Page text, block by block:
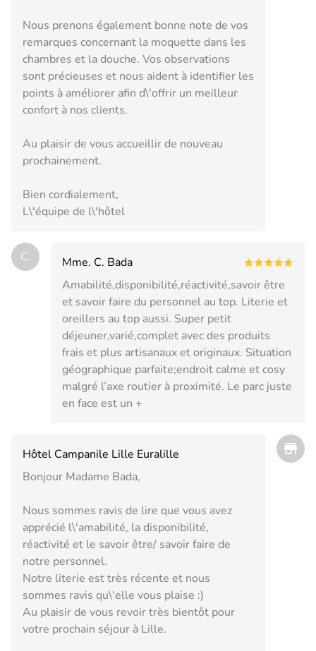
Nous prenons également bonne note de vos
remarques concernant la moquette dans les
chambres et la douche. Vos observations
sont précieuses et nous aident à identifier les
points à améliorer afin d\'offrir un meilleur
confort à nos clients.
Au plaisir de vous accueillir de nouveau
prochainement.
Bien cordialement,
L\'équipe de l\'hôtel
C.
Mme. C. Bada
Amabilité,disponibilité,réactivité,savoir être
et savoir faire du personnel au top. Literie et
oreillers au top aussi. Super petit
déjeuner,varié,complet avec des produits
frais et plus artisanaux et originaux. Situation
géographique parfaite;endroit calme et cosy
malgré l’axe routier à proximité. Le parc juste
en face est un +
Hôtel Campanile Lille Euralille
Bonjour Madame Bada,
Nous sommes ravis de lire que vous avez
apprécié l\'amabilité, la disponibilité,
réactivité et le savoir être/ savoir faire de
notre personnel.
Notre literie est très récente et nous
sommes ravis qu\'elle vous plaise :)
Au plaisir de vous revoir très bientôt pour
votre prochain séjour à Lille.